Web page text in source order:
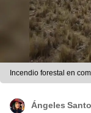
Incendio forestal en
Ángeles